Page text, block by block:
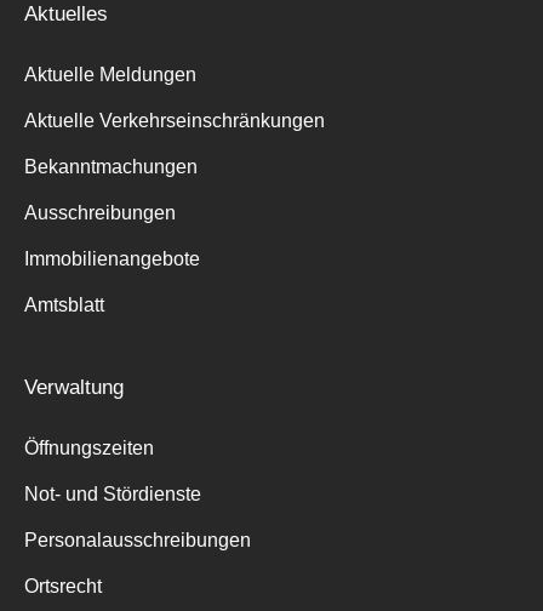
Suche
Aktuelles
Aktuelle Meldungen
Aktuelle Verkehrseinschränkungen
Bekanntmachungen
Ausschreibungen
Immobilienangebote
Amtsblatt
Verwaltung
Öffnungszeiten
Not- und Stördienste
Personalausschreibungen
Ortsrecht